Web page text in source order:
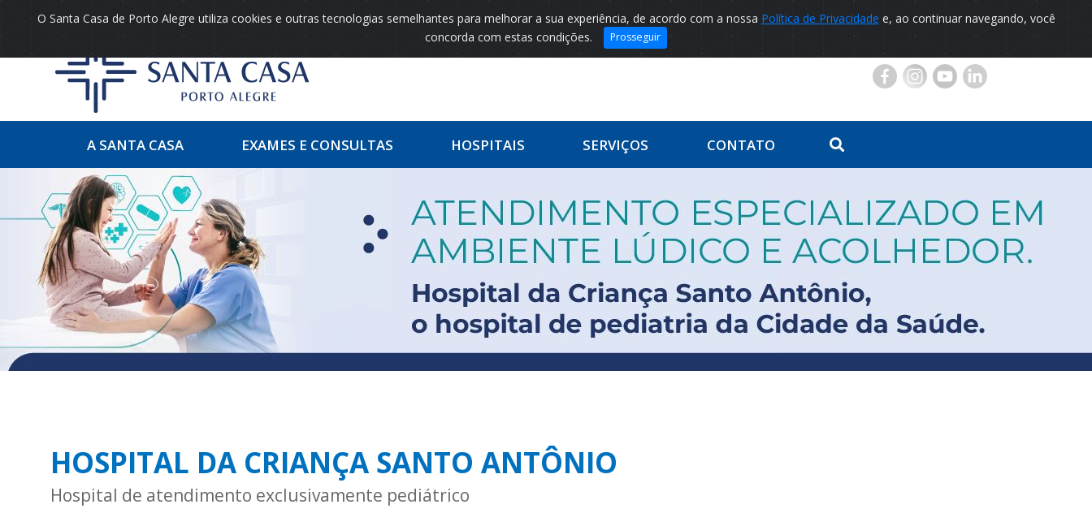
O Santa Casa de Porto Alegre utiliza cookies e outras tecnologias semelhantes para melhorar a sua experiência, de acordo com a nossa Política de Privacidade e, ao continuar navegando, você
concorda com estas condições.
Prosseguir
A SANTA CASA EXAMES E CONSULTAS HOSPITAIS SERVIÇOS CONTATO
HOSPITAL DA CRIANÇA SANTO ANTÔNIO
Hospital de atendimento exclusivamente pediátrico